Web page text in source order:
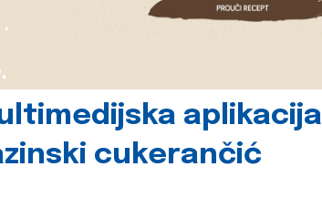
aplikacija
cukerančić